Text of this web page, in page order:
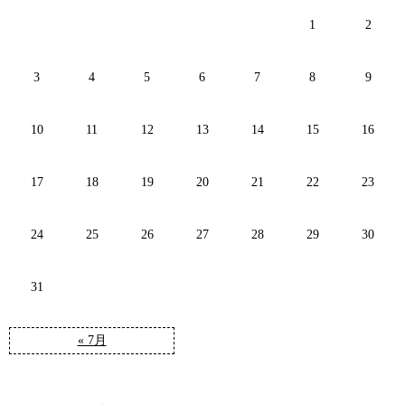
« 7月
1 2
3 4 5 6 7 8 9
10 11 12 13 14 15 16
17 18 19 20 21 22 23
24 25 26 27 28 29 30
31